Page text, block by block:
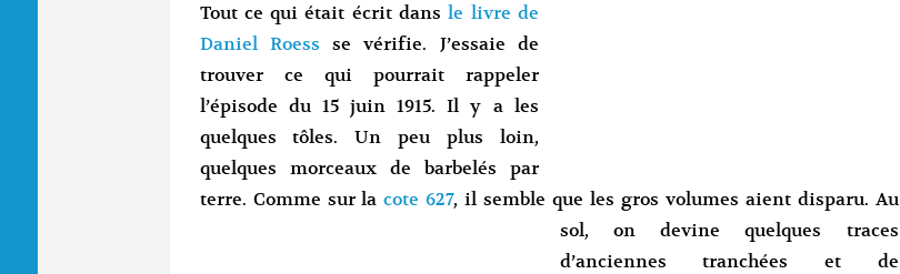
Tout ce qui était écrit dansle livre de
Daniel Roess se vérifie. J’essaie de
trouver ce qui pourrait rappeler
l’épisode du 15 juin 1915. Il y a les
quelques tôles. Un peu plus loin,
quelques morceaux de barbelés par
terre. Comme sur lacote 627, il semble que les gros volumes aient disparu. Au
sol, ondevine quelques traces
d’anciennes tranchées et de